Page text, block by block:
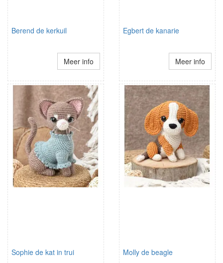
Berend de kerkuil
Meer info
Egbert de kanarie
Meer info
Sophie de kat in trui Molly de beagle